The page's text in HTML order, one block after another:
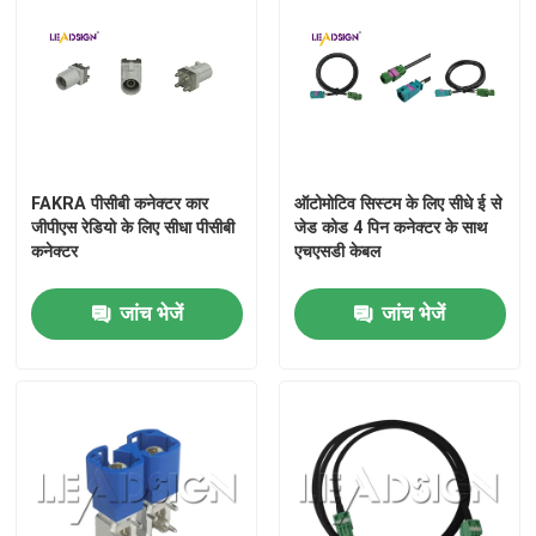
मिनी फकरा कनेक्टर्स
फकरा एक्सटेंशन केबल
FAKRA समाक्षीय केबल
फकरा एचएसडी केबल
एचएसडी एलवीडीएस केबल
FAKRA पीसीबी कनेक्टर कार
जीपीएस रेडियो के लिए सीधा पीसीबी
कनेक्टर
जांच भेजें
ऑटोमोटिव सिस्टम के लिए सीधे ई से
जेड कोड 4 पिन कनेक्टर के साथ
एचएसडी केबल
जांच भेजें